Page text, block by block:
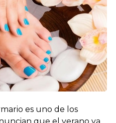
es uno de los
que el verano ya